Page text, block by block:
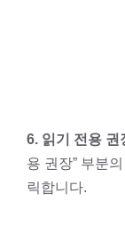
6. 읽기 전용 권
용 권장” 부분
릭합니다.